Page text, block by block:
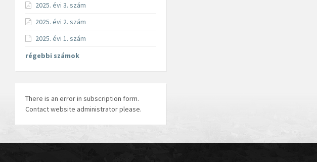
2025. évi 3. szám
2025. évi 2. szám
2025. évi 1. szám
régebbi számok
There is an error in subscription form.
Contact website administrator please.